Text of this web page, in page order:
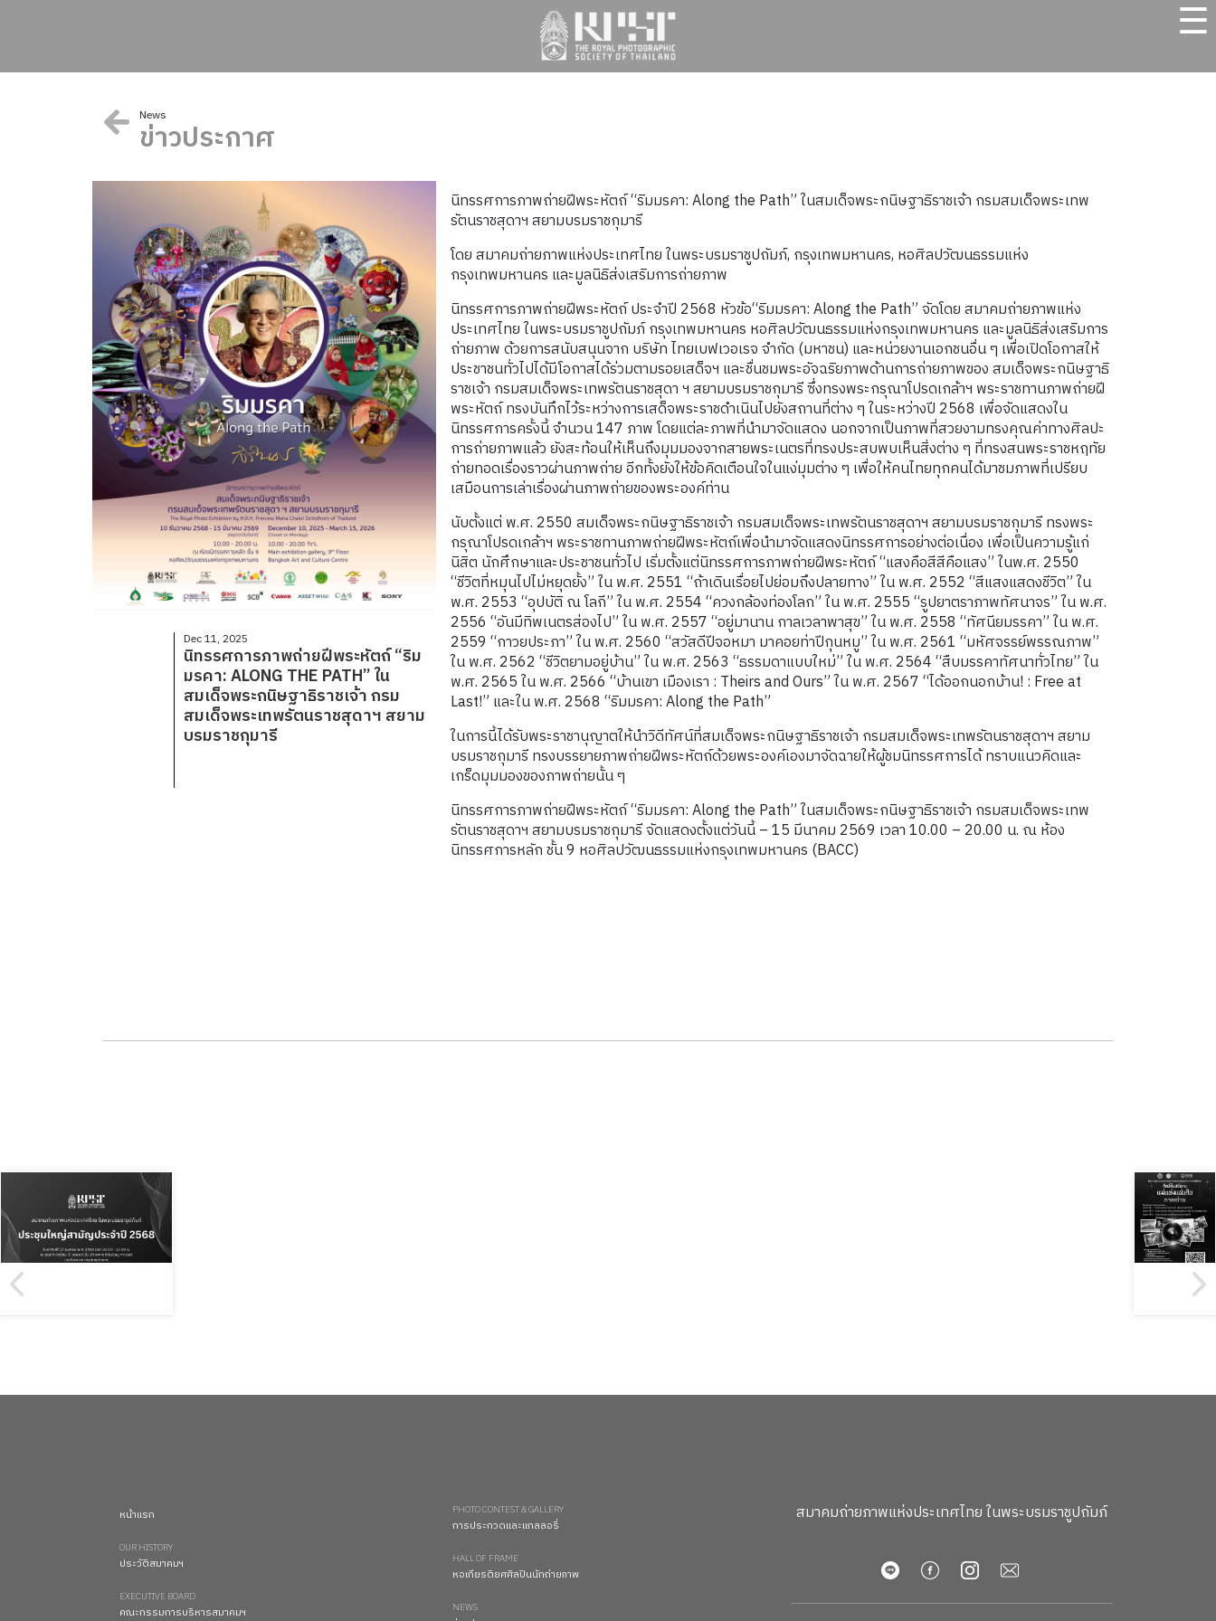
☰
News
ข่าวประกาศ
Dec 11, 2025
นิทรรศการภาพถ่ายฝีพระหัตถ์ “ริม
มรคา: ALONG THE PATH” ใน
สมเด็จพระกนิษฐาธิราชเจ้า กรม
สมเด็จพระเทพรัตนราชสุดาฯ สยาม
บรมราชกุมารี
นิทรรศการภาพถ่ายฝีพระหัตถ์ “ริมมรคา: Along the Path” ในสมเด็จพระกนิษฐาธิราชเจ้า กรมสมเด็จพระเทพ
รัตนราชสุดาฯ สยามบรมราชกุมารี
โดย สมาคมถ่ายภาพแห่งประเทศไทย ในพระบรมราชูปถัมภ์, กรุงเทพมหานคร, หอศิลปวัฒนธรรมแห่ง
กรุงเทพมหานคร และมูลนิธิส่งเสริมการถ่ายภาพ
นิทรรศการภาพถ่ายฝีพระหัตถ์ ประจำปี 2568 หัวข้อ“ริมมรคา: Along the Path” จัดโดย สมาคมถ่ายภาพแห่ง
ประเทศไทย ในพระบรมราชูปถัมภ์ กรุงเทพมหานคร หอศิลปวัฒนธรรมแห่งกรุงเทพมหานคร และมูลนิธิส่งเสริมการ
ถ่ายภาพ ด้วยการสนับสนุนจาก บริษัท ไทยเบฟเวอเรจ จำกัด (มหาชน) และหน่วยงานเอกชนอื่น ๆ เพื่อเปิดโอกาสให้
ประชาชนทั่วไปได้มีโอกาสได้ร่วมตามรอยเสด็จฯ และชื่นชมพระอัจฉริยภาพด้านการถ่ายภาพของ สมเด็จพระกนิษฐาธิ
ราชเจ้า กรมสมเด็จพระเทพรัตนราชสุดา ฯ สยามบรมราชกุมารี ซึ่งทรงพระกรุณาโปรดเกล้าฯ พระราชทานภาพถ่ายฝี
พระหัตถ์ ทรงบันทึกไว้ระหว่างการเสด็จพระราชดำเนินไปยังสถานที่ต่าง ๆ ในระหว่างปี 2568 เพื่อจัดแสดงใน
นิทรรศการครั้งนี้ จำนวน 147 ภาพ โดยแต่ละภาพที่นำมาจัดแสดง นอกจากเป็นภาพที่สวยงามทรงคุณค่าทางศิลปะ
การถ่ายภาพแล้ว ยังสะท้อนให้เห็นถึงมุมมองจากสายพระเนตรที่ทรงประสบพบเห็นสิ่งต่าง ๆ ที่ทรงสนพระราชหฤทัย
ถ่ายทอดเรื่องราวผ่านภาพถ่าย อีกทั้งยังให้ข้อคิดเตือนใจในแง่มุมต่าง ๆ เพื่อให้คนไทยทุกคนได้มาชมภาพที่เปรียบ
เสมือนการเล่าเรื่องผ่านภาพถ่ายของพระองค์ท่าน
นับตั้งแต่ พ.ศ. 2550 สมเด็จพระกนิษฐาธิราชเจ้า กรมสมเด็จพระเทพรัตนราชสุดาฯ สยามบรมราชกุมารี ทรงพระ
กรุณาโปรดเกล้าฯ พระราชทานภาพถ่ายฝีพระหัตถ์เพื่อนำมาจัดแสดงนิทรรศการอย่างต่อเนื่อง เพื่อเป็นความรู้แก่
นิสิต นักศึกษาและประชาชนทั่วไป เริ่มตั้งแต่นิทรรศการภาพถ่ายฝีพระหัตถ์ “แสงคือสีสีคือแสง” ในพ.ศ. 2550
“ชีวิตที่หมุนไปไม่หยุดยั้ง” ใน พ.ศ. 2551 “ถ้าเดินเรื่อยไปย่อมถึงปลายทาง” ใน พ.ศ. 2552 “สีแสงแสดงชีวิต” ใน
พ.ศ. 2553 “อุปบัติ ณ โลกี” ใน พ.ศ. 2554 “ควงกล้องท่องโลก” ใน พ.ศ. 2555 “รูปยาตราภาพทัศนาจร” ใน พ.ศ.
2556 “อันมีทิพเนตรส่องไป” ใน พ.ศ. 2557 “อยู่มานาน กาลเวลาพาสุข” ใน พ.ศ. 2558 “ทัศนียมรรคา” ใน พ.ศ.
2559 “กาวยประภา” ใน พ.ศ. 2560 “สวัสดีปีจอหมา มาคอยท่าปีกุนหมู” ใน พ.ศ. 2561 “มหัศจรรย์พรรณภาพ”
ใน พ.ศ. 2562 “ชีวิตยามอยู่บ้าน” ใน พ.ศ. 2563 “ธรรมดาแบบใหม่” ใน พ.ศ. 2564 “สืบมรรคาทัศนาทั่วไทย” ใน
พ.ศ. 2565 ใน พ.ศ. 2566 “บ้านเขา เมืองเรา : Theirs and Ours” ใน พ.ศ. 2567 “ได้ออกนอกบ้าน! : Free at
Last!” และใน พ.ศ. 2568 “ริมมรคา: Along the Path”
ในการนี้ได้รับพระราชานุญาตให้นำวิดีทัศน์ที่สมเด็จพระกนิษฐาธิราชเจ้า กรมสมเด็จพระเทพรัตนราชสุดาฯ สยาม
บรมราชกุมารี ทรงบรรยายภาพถ่ายฝีพระหัตถ์ด้วยพระองค์เองมาจัดฉายให้ผู้ชมนิทรรศการได้ ทราบแนวคิดและ
เกร็ดมุมมองของภาพถ่ายนั้น ๆ
นิทรรศการภาพถ่ายฝีพระหัตถ์ “ริมมรคา: Along the Path” ในสมเด็จพระกนิษฐาธิราชเจ้า กรมสมเด็จพระเทพ
รัตนราชสุดาฯ สยามบรมราชกุมารี จัดแสดงตั้งแต่วันนี้ – 15 มีนาคม 2569 เวลา 10.00 – 20.00 น. ณ ห้อง
นิทรรศการหลัก ชั้น 9 หอศิลปวัฒนธรรมแห่งกรุงเทพมหานคร (BACC)
หน้าแรก
OUR HISTORY
ประวัติสมาคมฯ
EXECUTIVE BOARD
คณะกรรมการบริหารสมาคมฯ
PHOTO CONTEST & GALLERY
การประกวดและแกลลอรี่
HALL OF FRAME
หอเกียรติยศศิลปินนักถ่ายภาพ
NEWS
สมาคมถ่ายภาพแห่งประเทศไทย ในพระบรมราชูปถัมภ์